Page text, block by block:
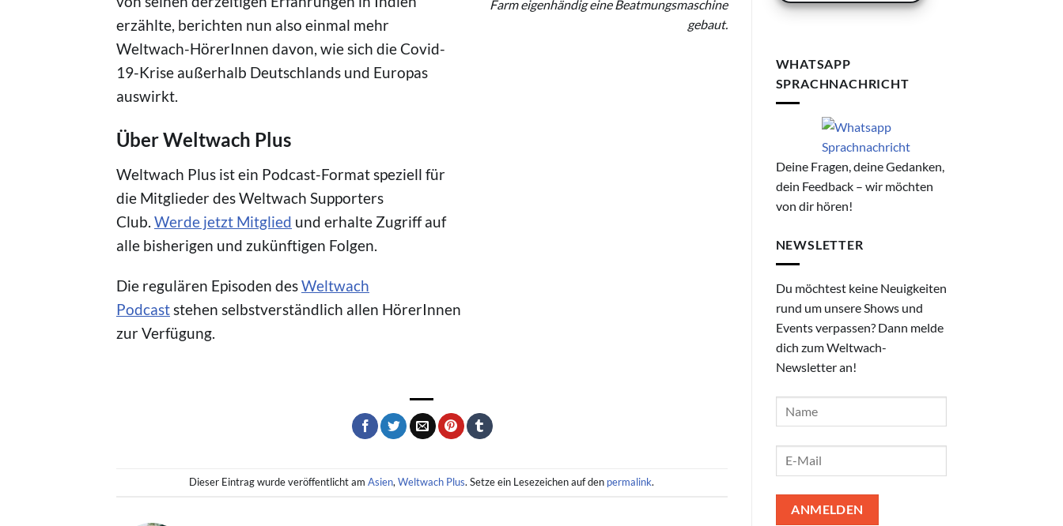
erzählte, berichten nun also einmal mehr
Weltwach-HörerInnen davon, wie sich die Covid-
19-Krise außerhalb Deutschlands und Europas
auswirkt.
Über Weltwach Plus
Weltwach Plus ist ein Podcast-Format speziell für
die Mitglieder des Weltwach Supporters
Club. Werde jetzt Mitglied und erhalte Zugriff auf
alle bisherigen und zukünftigen Folgen.
Die regulären Episoden desWeltwach
Podcaststehen selbstverständlich allen HörerInnen
zur Verfügung.
Farm eigenhändig eine Beatmungsmaschine
gebaut.
Dieser Eintrag wurde veröffentlicht amAsien,Weltwach Plus. Setze ein Lesezeichen auf den permalink.
WHATSAPP
SPRACHNACHRICHT
Deine Fragen, deine Gedanken,
dein Feedback – wir möchten
von dir hören!
NEWSLETTER
Du möchtest keine Neuigkeiten
rund um unsere Shows und
Events verpassen? Dann melde
dich zum Weltwach-
Newsletter an!